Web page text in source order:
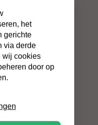
het
gerichte
via derde
wij cookies
door op